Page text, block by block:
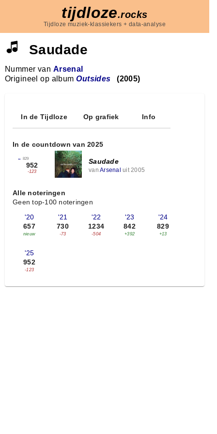
tijdloze.rocks
Tijdloze muziek-klassiekers + data-analyse
Saudade
Nummer van Arsenal
Origineel op albumOutsides (2005)
In de Tijdloze Op grafiek Info
In de countdown van 2025
← 829
952
-123
Saudade
van Arsenal uit 2005
Alle noteringen
Geen top-100 noteringen
'20
657
nieuw
'21
730
-73
'22
1234
-504
'23
842
+392
'24
829
+13
'25
952
-123